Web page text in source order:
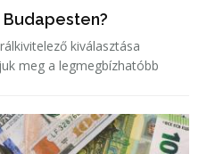
kiválasztása
meg a legmegbízhatóbb